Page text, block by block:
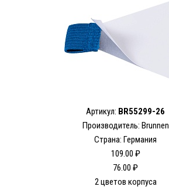
Артикул: BR55299-26
Производитель: Brunnen
Страна: Германия
109.00 ₽
76.00 ₽
2 цветов корпуса